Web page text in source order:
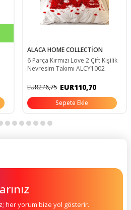
ALACA HOME COLLECTİON
6 Parça Kırmızı Love 2 Çift Kişilik
Nevresim Takımı ALCY1002
EUR276,75 EUR110,70
Sepete Ekle
her yorum bize yol gösterir.